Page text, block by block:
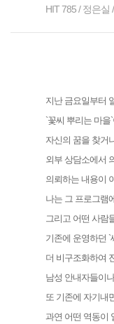
HIT 785 / 정은실
지난 금요일부터
`꽃씨 뿌리는 마
자신의 꿈을 찾거
외부 상담소에서
의뢰하는 내용이
나는 그 프로그램
그리고 어떤 사람
기존에 운영하던
더 비구조화하여
남성 안내자들이
또 기존에 자기내
과연 어떤 역동이